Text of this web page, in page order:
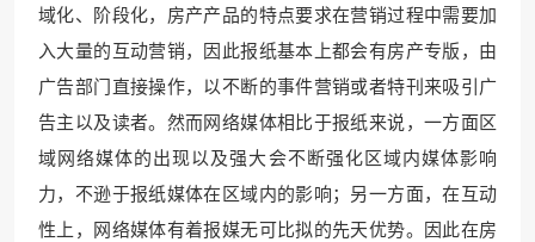
域化、阶段化，房产产品的特点要求在营销过程中需要加
入大量的互动营销，因此报纸基本上都会有房产专版，由
广告部门直接操作，以不断的事件营销或者特刊来吸引广
告主以及读者。然而网络媒体相比于报纸来说，一方面区
域网络媒体的出现以及强大会不断强化区域内媒体影响
力，不逊于报纸媒体在区域内的影响；另一方面，在互动
性上，网络媒体有着报媒无可比拟的先天优势。因此在房